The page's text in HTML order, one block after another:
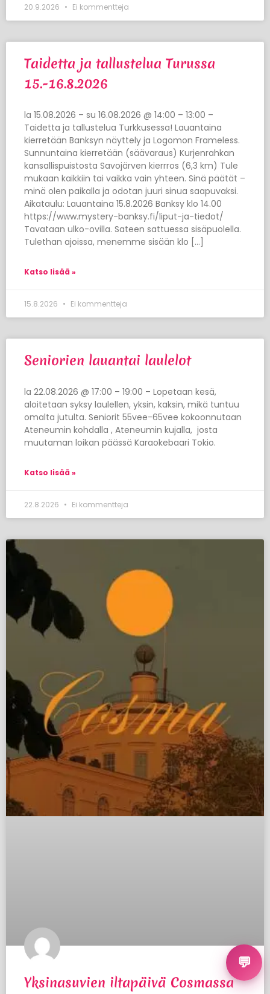
20.9.2026 Ei kommentteja
Taidetta ja tallustelua Turussa
15.-16.8.2026
la 15.08.2026 – su 16.08.2026 @ 14:00 – 13:00 –
Taidetta ja tallustelua Turkkusessa! Lauantaina
kierretään Banksyn näyttely ja Logomon Frameless.
Sunnuntaina kierretään (säävaraus) Kurjenrahkan
kansallispuistosta Savojärven kierrros (6,3 km) Tule
mukaan kaikkiin tai vaikka vain yhteen. Sinä päätät –
minä olen paikalla ja odotan juuri sinua saapuvaksi.
Aikataulu: Lauantaina 15.8.2026 Banksy klo 14.00
https://www.mystery-banksy.fi/liput-ja-tiedot/
Tavataan ulko-ovilla. Sateen sattuessa sisäpuolella.
Tulethan ajoissa, menemme sisään klo […]
Katso lisää »
15.8.2026 Ei kommentteja
Seniorien lauantai laulelot
la 22.08.2026 @ 17:00 – 19:00 – Lopetaan kesä,
aloitetaan syksy laulellen, yksin, kaksin, mikä tuntuu
omalta jutulta. Seniorit 55vee-65vee kokoonnutaan
Ateneumin kohdalla , Ateneumin kujalla, josta
muutaman loikan päässä Karaokebaari Tokio.
Katso lisää »
22.8.2026 Ei kommentteja
Yksinasuvien iltapäivä Cosmassa
💬